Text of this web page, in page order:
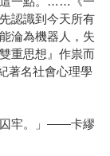
認識到今天所有
淪為機器人，失
重思想』作祟而
著名社會心理學
囚牢。」――卡繆